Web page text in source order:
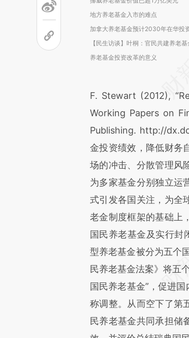
地方养老基金入市的难点
加拿大养老基金预计2030年在华投
【民生访谈】叶桐：官民共建养老
养老基金投资改革的意义
F. Stewart (2012),
Working Papers on
Publishing. http://
金投资绩效，降低财务
场的冲击、分散管理风
为多家基金分别独立运
式引发各国关注，为全
老金制度框架的基础上
国民养老基金及实行
型养老基金被分为五个
民养老基金法案》将五
国民养老基金”，促进
称调整。从而空下了第
民养老基金共同承担储